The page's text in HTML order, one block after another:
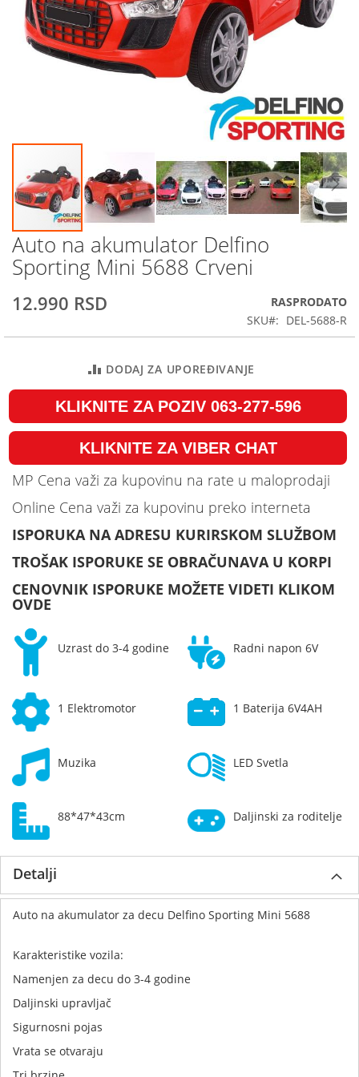
Skip
to
the
of
images
Auto na akumulator Delfino
Sporting Mini 5688 Crveni
12.990 RSD
RASPRODATO
SKU
DEL-5688-R
DODAJ ZA UPOREĐIVANJE
KLIKNITE ZA POZIV 063-277-596
KLIKNITE ZA VIBER CHAT
MP Cena važi za kupovinu na rate u maloprodaji
Online Cena važi za kupovinu preko interneta
ISPORUKA NA ADRESU KURIRSKOM SLUŽBOM
TROŠAK ISPORUKE SE OBRAČUNAVA U KORPI
CENOVNIK ISPORUKE MOŽETE VIDETI KLIKOM
OVDE
Uzrast do 3-4 godine Radni napon 6V
1 Elektromotor 1 Baterija 6V4AH
Muzika LED Svetla
88*47*43cm Daljinski za roditelje
Detalji
Auto na akumulator za decu Delfino Sporting Mini 5688
Karakteristike vozila:
Namenjen za decu do 3-4 godine
Daljinski upravljač
Sigurnosni pojas
Vrata se otvaraju